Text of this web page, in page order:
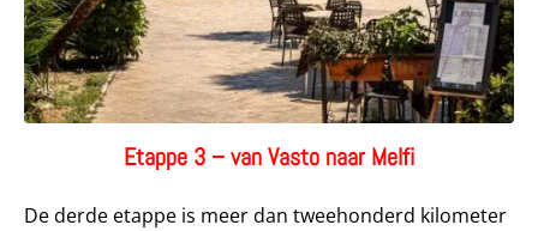
Etappe 3 – van Vasto naar Melfi
De derde etappe is meer dan tweehonderd kilometer